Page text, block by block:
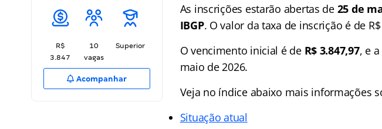
R$
3.847
10
vagas
Superior
Acompanhar
As inscrições estarão abertas de 25 de
IBGP. O valor da taxa de inscrição é de
O vencimento inicial é de R$ 3.847,97, e
maio de 2026.
Veja no índiceabaixo mais informações
Situação atual